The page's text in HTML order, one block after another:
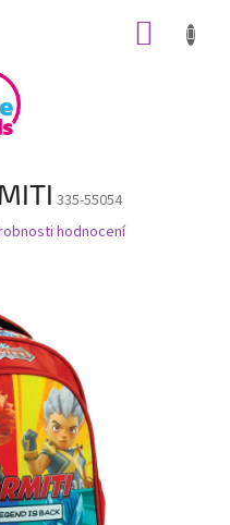
335-55054
hodnocení